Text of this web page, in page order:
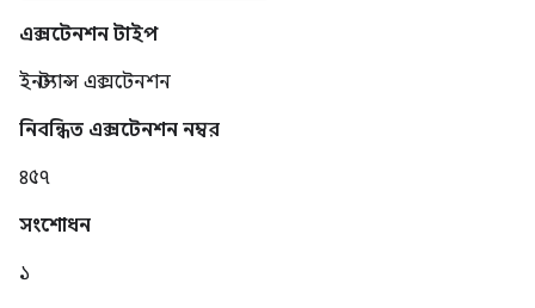
এক্সটেনশন টাইপ
ইনস্ট্যান্স এক্সটেনশন
নিবন্ধিত এক্সটেনশন নম্বর
৪৫৭
সংশোধন
১